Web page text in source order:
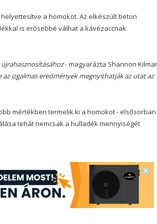
a homokot. Az elkészült beton
is erősebbé válhat a kávézaccnak
- magyarázta Shannon
izgalmas eredmények megnyithatják az utat az
mértékben termelik ki a homokot - elsősorban
tehát nemcsak a hulladék mennyiségét